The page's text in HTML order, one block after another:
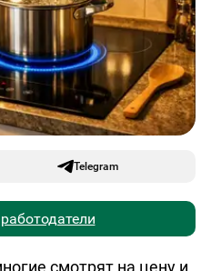
Telegram
смотрят на цену и